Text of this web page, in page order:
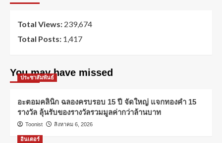
Total Views: 239,674
Total Posts: 1,417
You may have missed
ประชาสัมพันธ์
อะตอมคลินิก ฉลองครบรอบ 15 ปี จัดใหญ่ แจกทองคำ 15
รางวัล ลุ้นรับของรางวัลรวมมูลค่ากว่าล้านบาท
Toonist สิงหาคม 6, 2026
อินเตอร์